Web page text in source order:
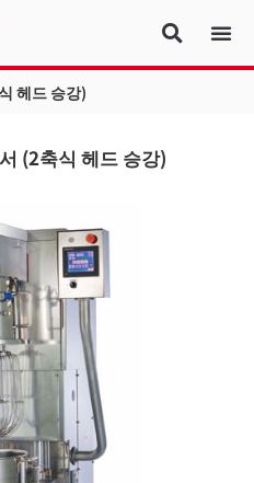
헤드 승강)
(2축식 헤드 승강)